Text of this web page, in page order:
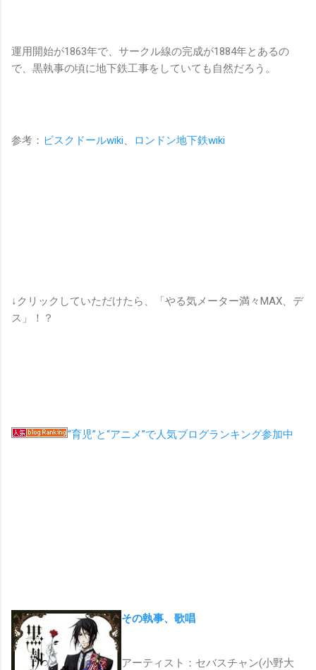
運用開始が1863年で、サークル線の完成が1884年とあるの
で、黒執事の頃に地下鉄工事をしていても自然だろう。
参考： ビスクドールwiki ロンドン地下鉄wiki
↓クリックしていただけたら、「やる気メーター満々MAX、デ
ス」！？
“育児”と“アニメ”で人気ブログランキング参加中
その執事、歌唱
アーティスト：セバスチャン(小野大